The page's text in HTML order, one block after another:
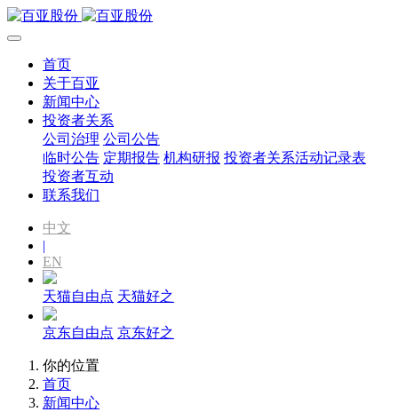
首页
关于百亚
新闻中心
投资者关系
公司治理 公司公告
临时公告 定期报告 机构研报 投资者关系活动记录表
投资者互动
联系我们
中文
|
EN
天猫自由点 天猫好之
京东自由点 京东好之
你的位置
首页
新闻中心